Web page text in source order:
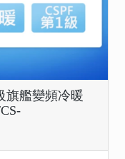
旗艦變頻冷暖